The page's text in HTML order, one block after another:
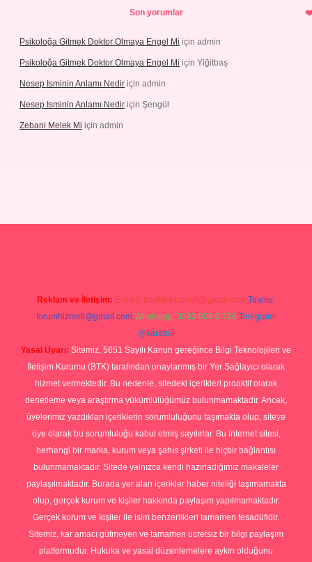
Son yorumlar
Psikoloğa Gitmek Doktor Olmaya Engel Mi için admin
Psikoloğa Gitmek Doktor Olmaya Engel Mi için Yiğitbaş
Nesep Isminin Anlamı Nedir için admin
Nesep Isminin Anlamı Nedir için Şengül
Zebani Melek Mi için admin
Reklam ve İletişim: E-mail: backlinkpaneli@gmail.com Teams:
forumhizmeti@gmail.com Whatsapp: 0262 606 0 726 Telegram:
@karabul
Yasal Uyarı: Sitemiz, 5651 Sayılı Kanun gereğince Bilgi Teknolojileri ve
İletişim Kurumu (BTK) tarafından onaylanmış bir Yer Sağlayıcı olarak
hizmet vermektedir. Bu nedenle, sitedeki içerikleri proaktif olarak
denetleme veya araştırma yükümlülüğümüz bulunmamaktadır. Ancak,
üyelerimiz yazdıkları içeriklerin sorumluluğunu taşımakta olup, siteye
üye olarak bu sorumluluğu kabul etmiş sayılırlar. Bu internet sitesi,
herhangi bir marka, kurum veya şahıs şirketi ile hiçbir bağlantısı
bulunmamaktadır. Sitede yalnızca kendi hazırladığımız makaleler
paylaşılmaktadır. Burada yer alan içerikler haber niteliği taşımamakta
olup, gerçek kurum ve kişiler hakkında paylaşım yapılmamaktadır.
Gerçek kurum ve kişiler ile isim benzerlikleri tamamen tesadüfidir.
Sitemiz, kar amacı gütmeyen ve tamamen ücretsiz bir bilgi paylaşım
platformudur. Hukuka ve yasal düzenlemelere aykırı olduğunu